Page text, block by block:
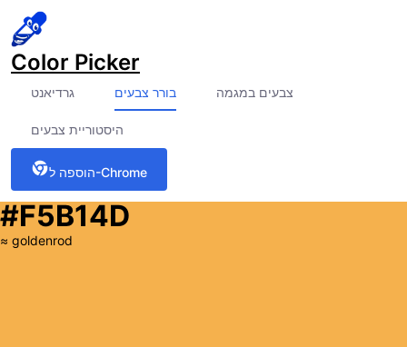
Color Picker
גרדיאנט בורר צבעים צבעים במגמה
היסטוריית צבעים
הוספה ל-Chrome
#F5B14D
≈ goldenrod